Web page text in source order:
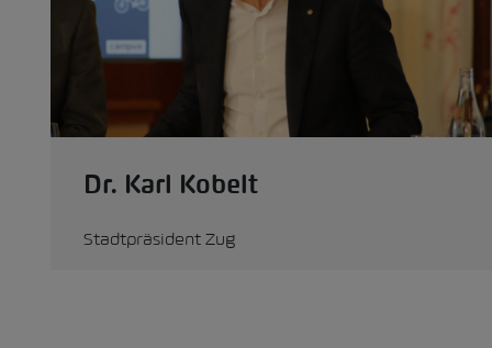
Dr. Karl Kobelt
Stadtpräsident Zug